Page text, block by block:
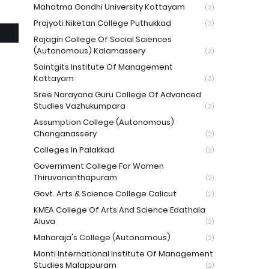
Mahatma Gandhi University Kottayam (3)
Prajyoti Niketan College Puthukkad (3)
Rajagiri College Of Social Sciences
(Autonomous) Kalamassery
(3)
Saintgits Institute Of Management
Kottayam
(3)
Sree Narayana Guru College Of Advanced
Studies Vazhukumpara
(3)
Assumption College (Autonomous)
Changanassery
(2)
Colleges In Palakkad (2)
Government College For Women
Thiruvananthapuram
(2)
Govt. Arts & Science College Calicut (2)
KMEA College Of Arts And Science Edathala
Aluva
(2)
Maharaja's College (Autonomous) (2)
Monti International Institute Of Management
Studies Malappuram
(2)